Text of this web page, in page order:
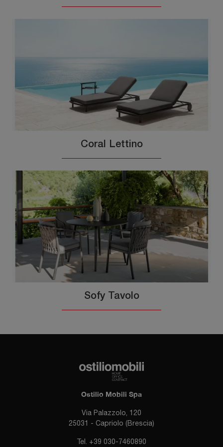
Coral Lettino
Sofy Tavolo
Ostilio Mobili Spa
Via Palazzolo, 120
25031 - Capriolo (Brescia)
Tel. +39 030-7460890